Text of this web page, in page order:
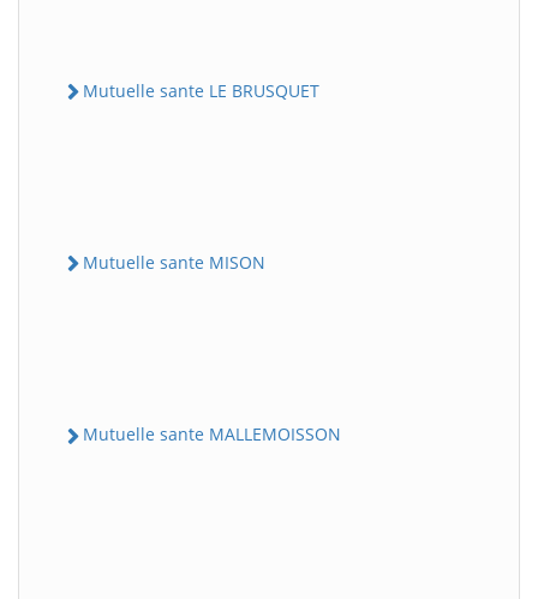
Mutuelle sante LE BRUSQUET
Mutuelle sante MISON
Mutuelle sante MALLEMOISSON